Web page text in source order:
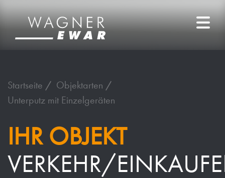
Startseite
Objektarten
Unterputz mit Einzelgeräten
IHR OBJEKT
VERKEHR/